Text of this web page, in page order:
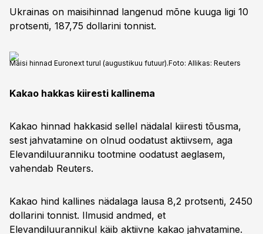
Ukrainas on maisihinnad langenud mõne kuuga ligi 10
protsenti, 187,75 dollarini tonnist.
Maisi hinnad Euronext turul (augustikuu futuur).Foto: Allikas: Reuters
Kakao hakkas kiiresti kallinema
Kakao hinnad hakkasid sellel nädalal kiiresti tõusma,
sest jahvatamine on olnud oodatust aktiivsem, aga
Elevandiluuranniku tootmine oodatust aeglasem,
vahendab Reuters.
Kakao hind kallines nädalaga lausa 8,2 protsenti, 2450
dollarini tonnist. Ilmusid andmed, et
Elevandiluurannikul käib aktiivne kakao jahvatamine.